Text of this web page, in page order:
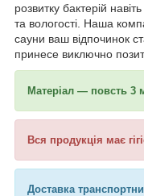
розвитку бактерій
та вологості. Наша
сауни ваш відпочинок
принесе виключно
Матеріал ― повсть 3
Вся продукція має
Доставка